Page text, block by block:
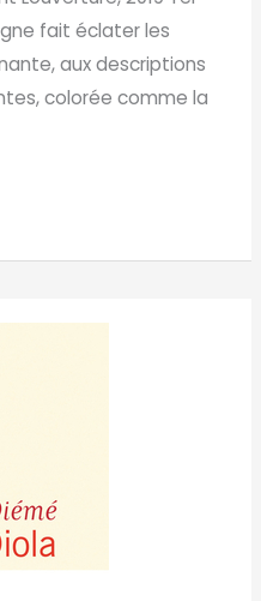
fait éclater les
aux descriptions
colorée comme la